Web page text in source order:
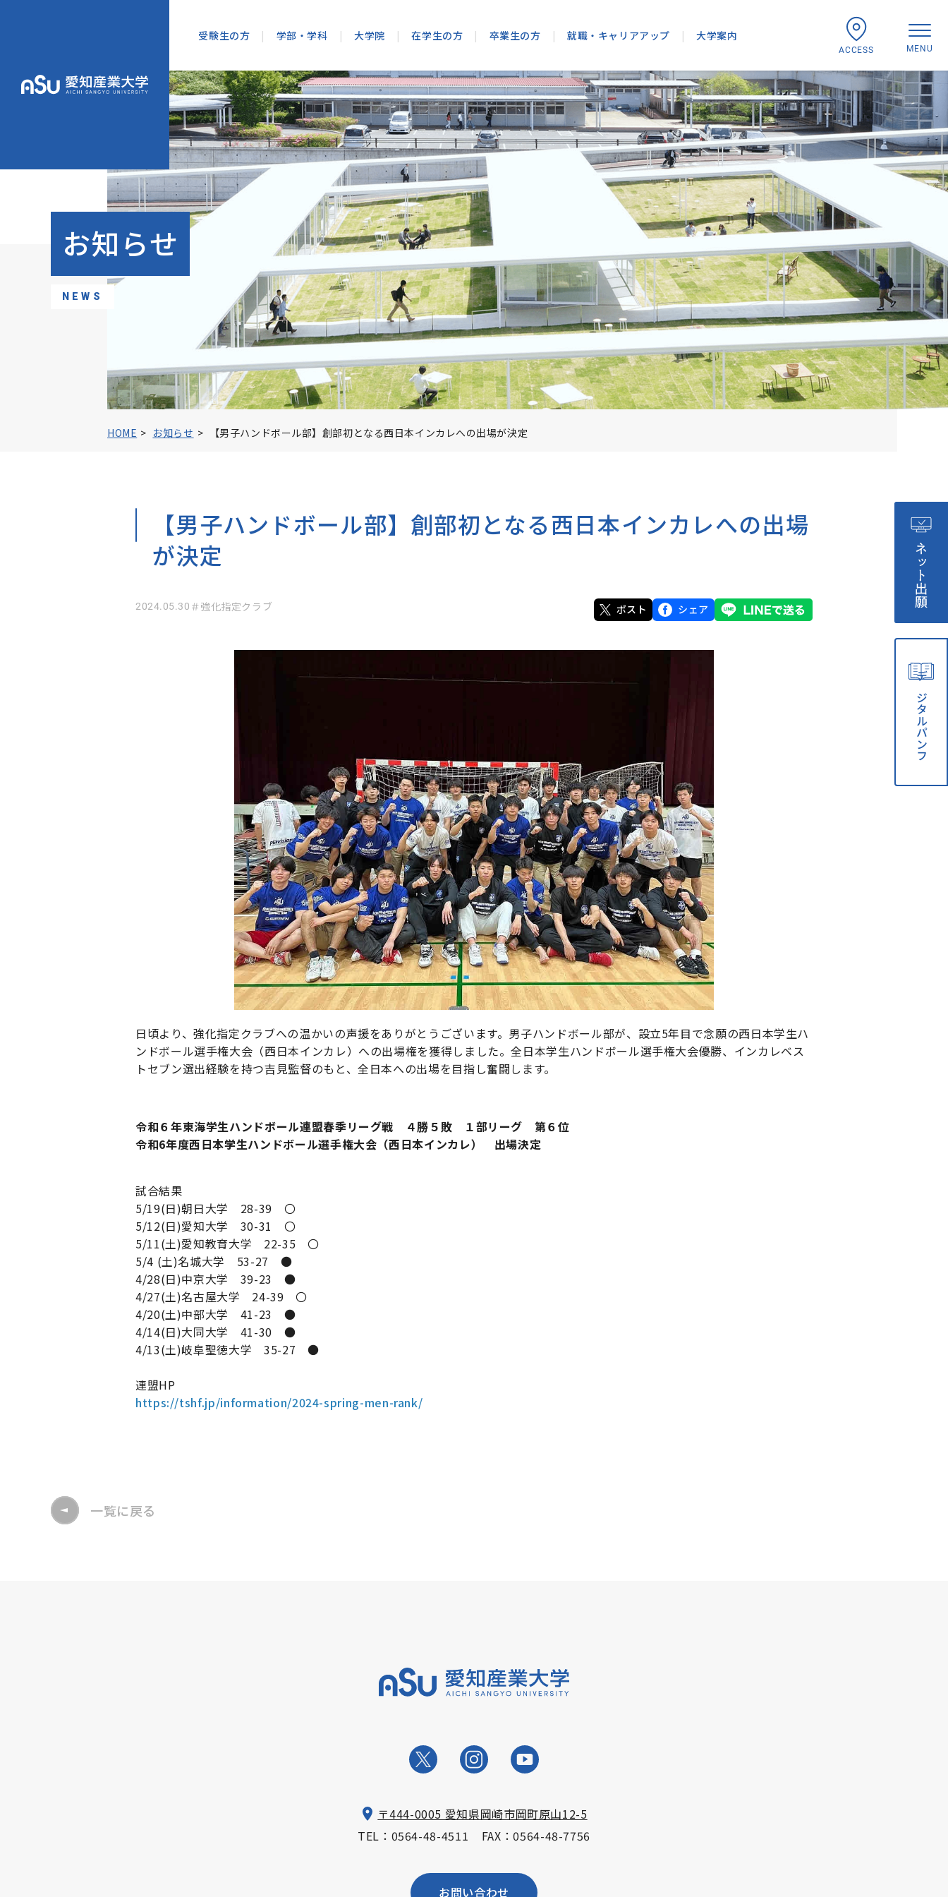
受験生の方
オープンキャンパス
入学試験・日程・要項
学納金・奨学金制度
ネット出願
併願検定料割引制度
入試会場案内
過去の入試問題
キャンパスライフ
クラブ・サークル活動
大学院 造形学研究科 募集要項
BYODの実施について
| 学部・学科
情報学部
知能情報学科
(設置認可申請中)
教員紹介
総合情報学科(設置認可申請中)
教員紹介
造形学部
建築学科
教員紹介
スマートデザイン学科
経営学部 総合経営学科
| 大学院
大学院 造形学研究科
建築学専攻
教員紹介
デザイン学専攻
パンフレット・資料請求
| 在学生の方
学生生活サポート
学生相談室のご案内
ハラスメント防止対策
【在学生向け】愛産大UNIPA
【シラバス】愛産大UNIPA
| 卒業生の方
卒業後の証明書発行
卒業生アンケート
| 就職・キャリアアップ
企業・採用ご担当の方
キャリアラボ
建築学科 卒業後の就職・進学先
スマートデザイン学科 卒業後の就職・進学先
総合経営学科 卒業後の就職・進学先
| 大学案内
理念・使命・沿革・大学組織
教育方針
大学の取り組み
経営研究所・造形学研究所
大学広報誌「学報」
情報公開
図書館
アクセス・キャンパスマップ
ACCESS MENU
デジタルパンフ
お知らせ
NEWS
HOME お知らせ 【男子ハンドボール部】創部初となる西日本インカレへの出場が決定
【男子ハンドボール部】創部初となる西日本インカレへの出場
が決定
2024.05.30 ＃強化指定クラブ ポスト シェア
日頃より、強化指定クラブへの温かいの声援をありがとうございます。男子ハンドボール部が、設立5年目で念願の西日本学生ハ
ンドボール選手権大会（西日本インカレ）への出場権を獲得しました。全日本学生ハンドボール選手権大会優勝、インカレベス
トセブン選出経験を持つ吉見監督のもと、全日本への出場を目指し奮闘します。
令和６年東海学生ハンドボール連盟春季リーグ戦 ４勝５敗 １部リーグ 第６位
令和6年度西日本学生ハンドボール選手権大会（西日本インカレ） 出場決定
試合結果
5/19(日)朝日大学 28-39 〇
5/12(日)愛知大学 30-31 〇
5/11(土)愛知教育大学 22-35 〇
5/4 (土)名城大学 53-27 ●
4/28(日)中京大学 39-23 ●
4/27(土)名古屋大学 24-39 〇
4/20(土)中部大学 41-23 ●
4/14(日)大同大学 41-30 ●
4/13(土)岐阜聖徳大学 35-27 ●
連盟HP
https://tshf.jp/information/2024-spring-men-rank/
一覧に戻る
〒444-0005 愛知県岡崎市岡町原山12-5
TEL： 0564-48-4511 FAX：0564-48-7756
お問い合わせ